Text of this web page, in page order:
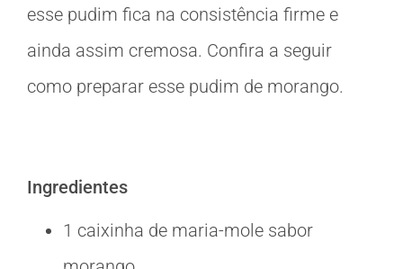
esse pudim fica na consistência firme e
ainda assim cremosa. Confira a seguir
como preparar esse pudim de morango.
Ingredientes
1 caixinha de maria-mole sabor